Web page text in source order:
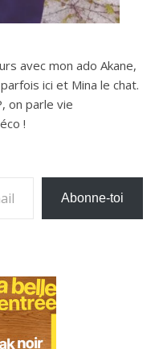
avec mon ado Akane,
ici et Mina le chat.
on parle vie
!
Abonne-toi